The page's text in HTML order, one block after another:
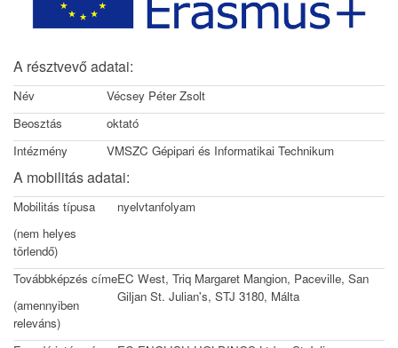
A résztvevő adatai:
Név
Vécsey Péter Zsolt
Beosztás
oktató
Intézmény
VMSZC Gépipari és Informatikai Technikum
A mobilitás adatai:
Mobilitás típusa
(nem helyes
törlendő)
nyelvtanfolyam
Továbbképzés címe
(amennyiben
releváns)
EC West, Triq Margaret Mangion, Paceville, San
Giljan St. Julian's, STJ 3180, Málta